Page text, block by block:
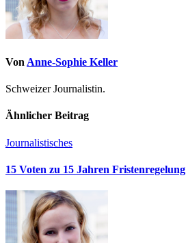
Von Anne-Sophie Keller
Schweizer Journalistin.
Ähnlicher Beitrag
Journalistisches
15 Voten zu 15 Jahren Fristenregelung